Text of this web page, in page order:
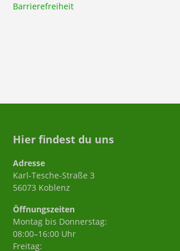
Barrierefreiheit
Hier findest du uns
Adresse
Karl-Tesche-Straße 3
56073 Koblenz
Öffnungszeiten
Montag bis Donnerstag:
08:00–16:00 Uhr
Freitag: